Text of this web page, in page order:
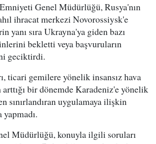
Genel Müdürlüğü, Rusya'nın
ihracat merkezi Novorossiysk'e
yanı sıra Ukrayna'ya giden bazı
bekletti veya başvuruların
geciktirdi.
ticari gemilere yönelik insansız hava
arttığı bir dönemde Karadeniz'e yönelik
sınırlandıran uygulamaya ilişkin
Müdürlüğü, konuyla ilgili soruları